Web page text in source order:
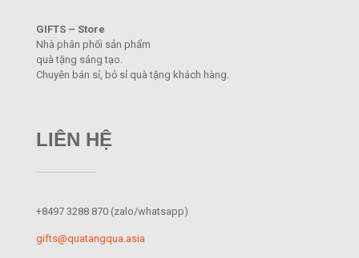
GIFTS – Store
Nhà phân phối sản phẩm
quà tặng sáng tạo.
Chuyên bán sỉ, bỏ sỉ quà tặng khách hàng.
LIÊN HỆ
+8497 3288 870 (zalo/whatsapp)
gifts@quatangqua.asia